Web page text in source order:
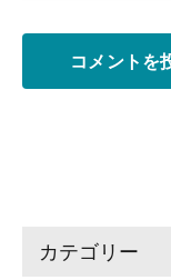
カテゴリー